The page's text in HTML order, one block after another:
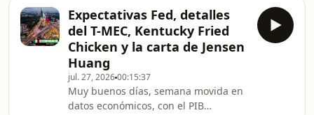
es medido en un índice que está
acertando, BlackRock recauda
millones en deuda para un centro de
datos de Meta y Amazon desafía a
Starlink en la carrera del internet
satelital. Patrocinado | Aeroméxico, la
aerolínea más puntual del mundo por
Expectativas Fed, detalles
del T-MEC, Kentucky Fried
Chicken y la carta de Jensen
Huang
jul. 27, 202600:15:37
Muy buenos días, semana movida en
datos económicos, con el PIB